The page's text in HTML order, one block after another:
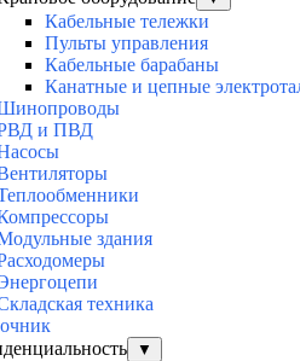
Кабельные тележки
Пульты управления
Кабельные барабаны
Канатные и цепные
и ПВД
здания
техника
▼